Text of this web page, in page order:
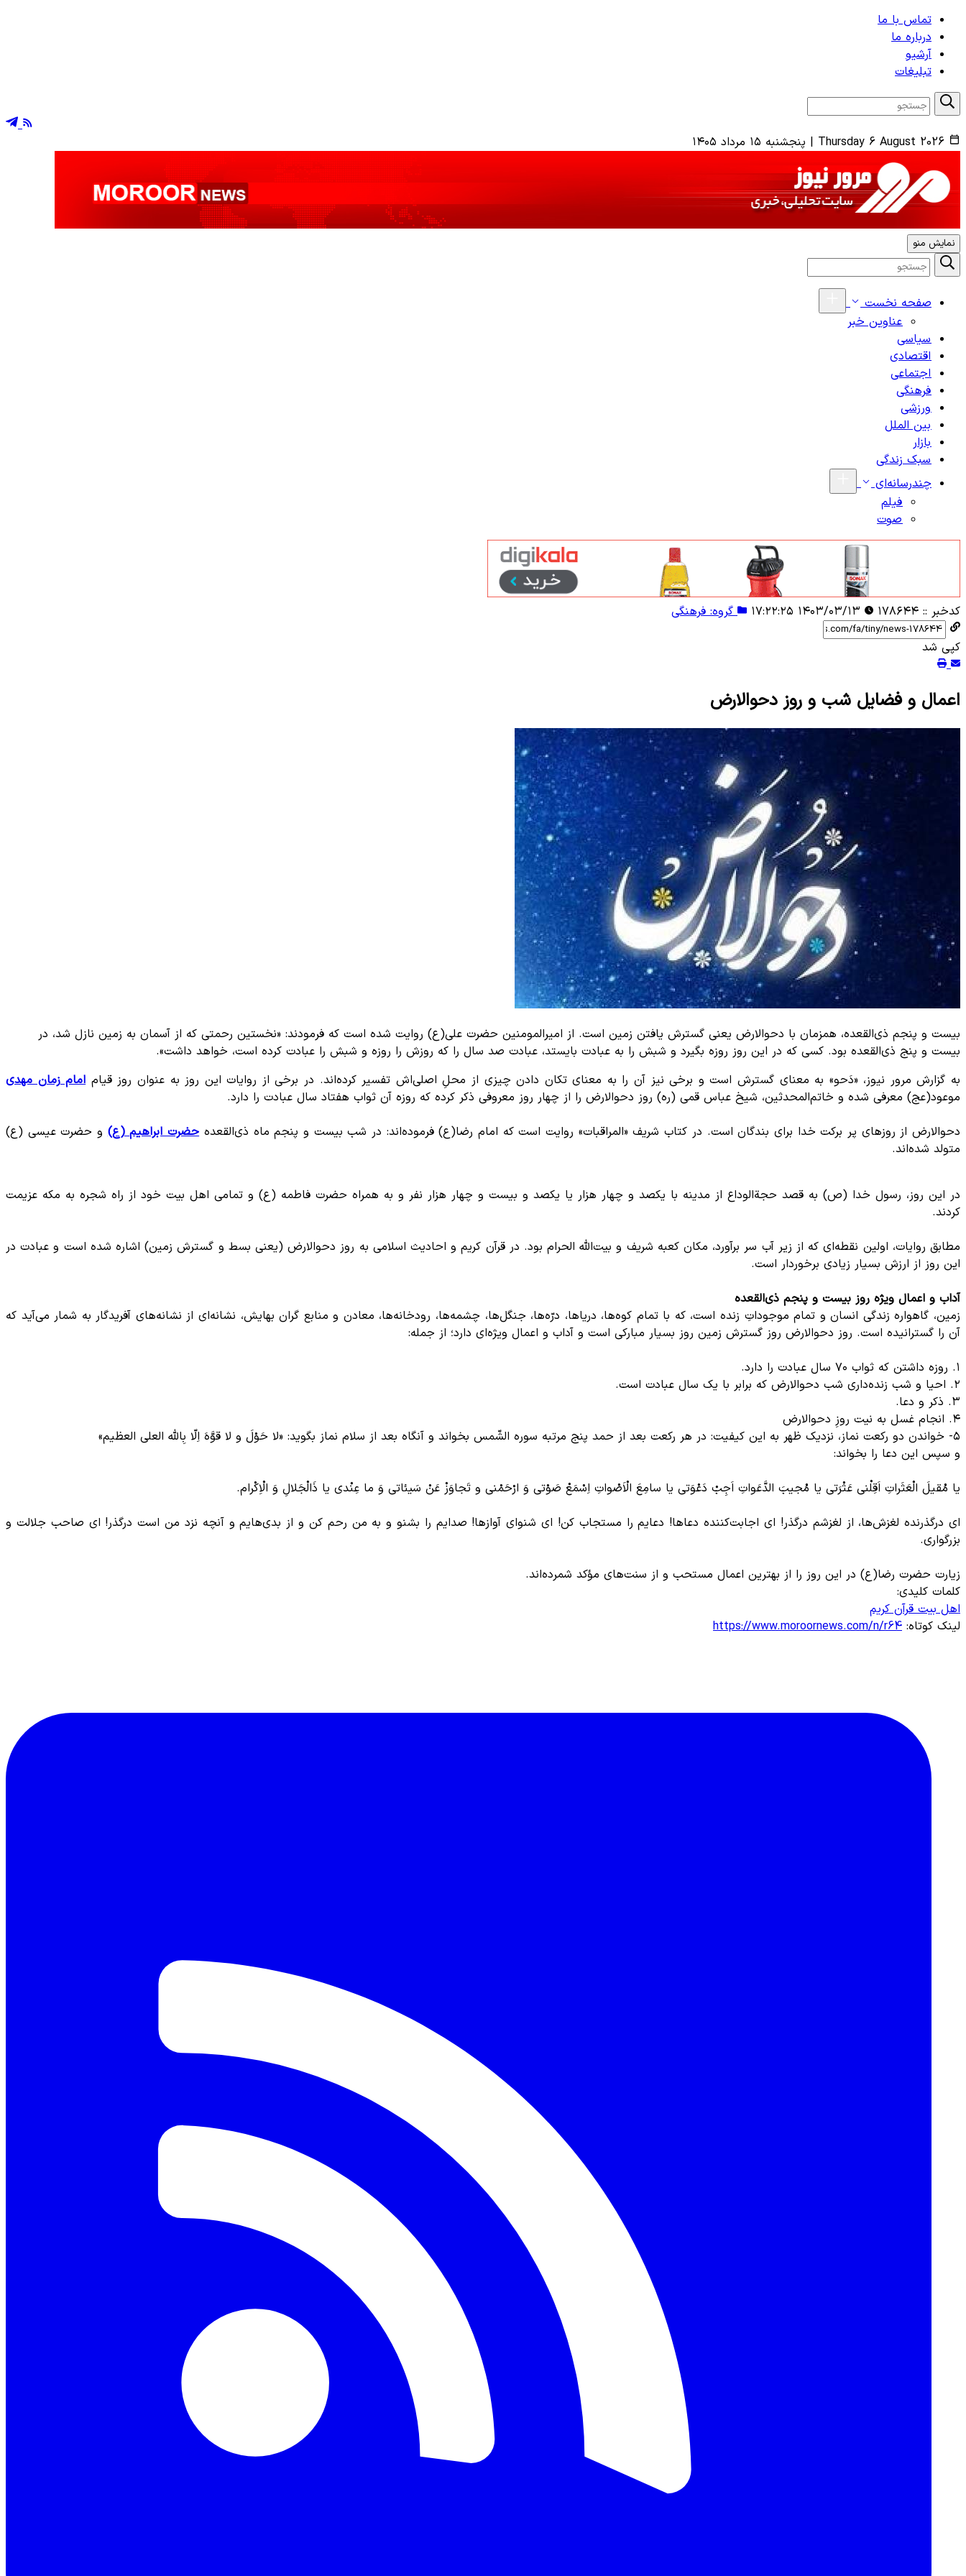
تماس با ما
درباره ما
آرشیو
تبلیغات
Thursday 6 August 2026
| پنجشنبه ۱۵ مرداد ۱۴۰۵
نمایش منو
صفحه نخست
عناوین خبر
سیاسی
اقتصادی
اجتماعی
فرهنگی
ورزشی
بین الملل
بازار
سبک زندگی
چندرسانه‌ای
فیلم
صوت
کدخبر :: ۱۷۸۶۴۴ گروه: فرهنگی
کپی شد
اعمال و فضایل شب و روز دحوالارض
بیست و پنجم ذی‌القعده، همزمان با دحوالارض یعنی گسترش یافتن زمین است. از امیرالمومنین حضرت علی(ع) روایت شده است که فرمودند: «نخستین رحمتی که از آسمان به زمین نازل شد، در
بیست و پنج ذی‌القعده بود. کسی که در این روز روزه بگیرد و شبش را به عبادت بایستد، عبادت صد سال را که روزش را روزه و شبش را عبادت کرده است، خواهد داشت».
به گزارش مرور نیوز، «دَحو» به معنای گسترش است و برخی نیز آن را به معنای تکان دادن چیزی از محلِ اصلی‌اش تفسیر کرده‌اند. در برخی از روایات این روز به عنوان روز قیامامام زمان مهدی
موعود(عج) معرفی شده و خاتم‌المحدثین، شیخ عباس قمی (ره) روز دحوالارض را از چهار روز معروفی ذکر کرده که روزه آن ثواب هفتاد سال عبادت را دارد.
دحوالارض از روزهای پر برکت خدا برای بندگان است. در کتاب شریف «المراقبات» روایت است که امام رضا(ع) فرموده‌اند: در شب بیست و پنجم ماه ذی‌القعدهحضرت ابراهیم (ع)و حضرت عیسی (ع)
متولد شده‌اند.
در این روز، رسول خدا (ص) به قصد حجة‌الوداع از مدینه با یکصد و چهار هزار یا یکصد و بیست و چهار هزار نفر و به همراه حضرت فاطمه (ع) و تمامی اهل بیت خود از راه شجره به مکه عزیمت
کردند.
مطابق روایات، اولین نقطه‌ای که از زیر آب سر برآورد، مکان کعبه شریف و بیت‌الله الحرام بود. در قرآن کریم و احادیث اسلامی به روز دحوالارض (یعنی بسط و گسترش زمین) اشاره شده است و عبادت در
این روز از ارزش بسیار زیادی برخوردار است.
آداب و اعمال ویژه روز بیست و پنجم ذی‌القعده
زمین، گاهواره زندگی انسان و تمام موجوداتِ زنده است، که با تمام کوه‌ها، دریاها، درّه‌ها، جنگل‌ها، چشمه‌ها، رودخانه‌ها، معادن و منابع گران بهایش، نشانه‌ای از نشانه‌های آفریدگار به شمار می‌آید که
آن را گسترانیده است. روز دحوالارض روز گسترش زمین روز بسیار مبارکی است و آداب و اعمال ویژه‌ای دارد؛ از جمله:
۱. روزه داشتن که ثواب ۷۰ سال عبادت را دارد.
۲. احیا و شب زنده‌داری شب دحوالارض که برابر با یک سال عبادت است.
۳. ذکر و دعا.
۴. انجام غسل به نیت روزِ دحوالارض
۵- خواندن دو رکعت نماز، نزدیک ظهر به این کیفیت: در هر رکعت بعد از حمد پنج مرتبه سوره الشّمس بخواند و آنگاه بعد از سلام نماز بگوید: «لا حَوْلَ و لا قوَّهَ اِلّا بِالله العلی العظیم»
و سپس این دعا را بخواند:
یا مُقیلَ الْعَثَراتِ اَقِلْنی عَثْرَتی یا مُجیبَ الدَّعَواتِ اَجِبْ دَعْوَتی یا سامِعَ الْاَصْواتِ اِسْمَعْ صَوْتی وَ ارْحَمْنی و تَجاوَزْ عَنْ سَیئاتی وَ ما عِنْدی یا ذَالْجَلالِ وَ الْاِکْرام.
ای درگذرنده لغزش‌ها، از لغزشم درگذر! ای اجابت‌کننده دعاها! دعایم را مستجاب کن! ای شنوای آوازها! صدایم را بشنو و به من رحم کن و از بدی‌هایم و آنچه نزد من است درگذر! ای صاحب جلالت و
بزرگواری.
زیارت حضرت رضا(ع) در این روز را از بهترین اعمال مستحب و از سنت‌های مؤکد شمرده‌اند.
کلمات کلیدی:
اهل بیتقرآن کریم
لینک کوتاه: https://www.moroornews.com/n/r64